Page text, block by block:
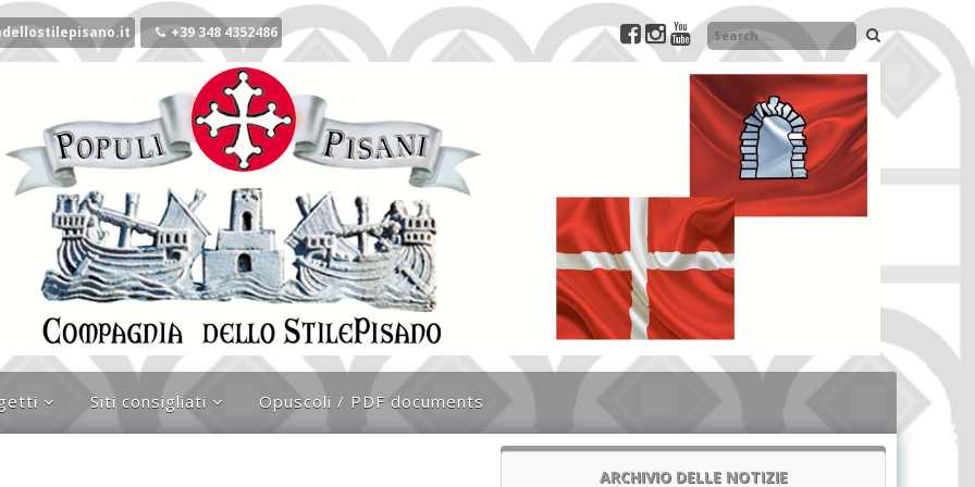
+39 348 4352486
Siti consigliati
Link alle associazioni
Opuscoli / PDF documents
ARCHIVIO DELLE NOTIZIE